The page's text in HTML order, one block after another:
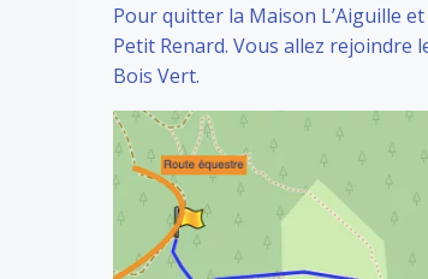
Pour quitter la Maison L’Aiguille
Petit Renard. Vous allez rejoindre
Bois Vert.